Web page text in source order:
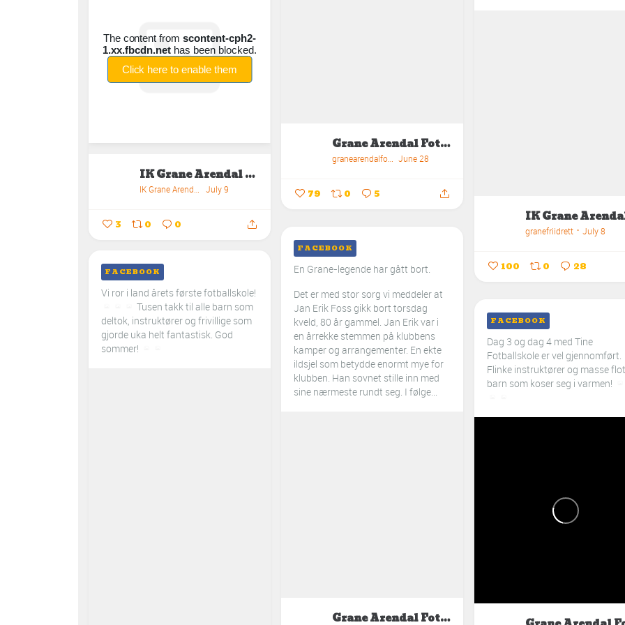
IK Grane Arendal Orientering
July 9
3 0 0 granefriidrett July 8
100 0 28
Grane Arendal Fotball
June 28
79 0 5
En Grane-legende har gått bort.
Det er med stor sorg vi meddeler at
Jan Erik Foss gikk bort torsdag
kveld, 80 år gammel. Jan Erik var i
en årrekke stemmen på klubbens
kamper og arrangementer. En ekte
ildsjel som betydde enormt mye for
klubben. Han sovnet stille inn med
sine nærmeste rundt seg. I følge...
Grane Arendal Fotball
FACEBOOK
Vi ror i land årets første fotballskole!
Tusen takk til alle barn som
deltok, instruktører og frivillige som
gjorde uka helt fantastisk. God
sommer!
FACEBOOK
Dag 3 og dag 4 med Tine
Fotballskole er vel gjennomført.
Flinke instruktører og masse
barn som koser seg i varmen!
FACEBOOK